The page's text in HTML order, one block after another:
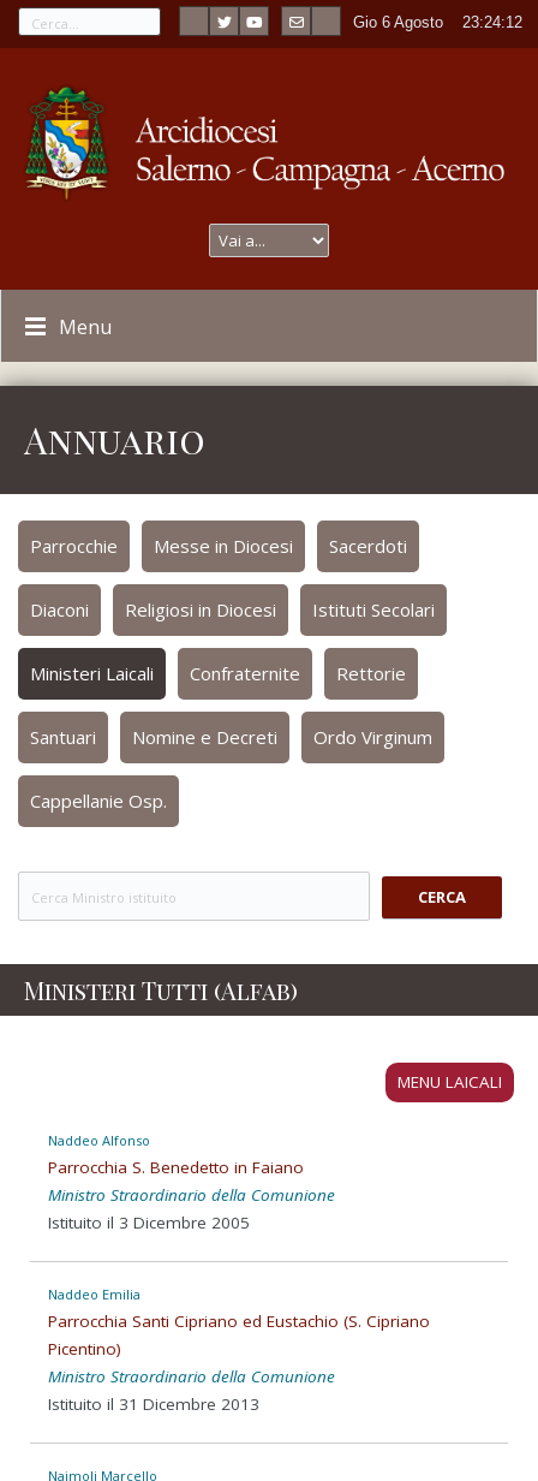
Gio 6 Agosto ----23:24:12
Menu
Annuario
Parrocchie Messe in Diocesi Sacerdoti
Diaconi Religiosi in Diocesi Istituti Secolari
Ministeri Laicali Confraternite Rettorie
Santuari Nomine e Decreti Ordo Virginum
Cappellanie Osp.
CERCA
Ministeri Tutti (Alfab)
MENU LAICALI
Naddeo Alfonso
Parrocchia S. Benedetto in Faiano
Ministro Straordinario della Comunione
Istituito il 3 Dicembre 2005
Naddeo Emilia
Parrocchia Santi Cipriano ed Eustachio (S. Cipriano
Picentino)
Ministro Straordinario della Comunione
Istituito il 31 Dicembre 2013
Naimoli Marcello